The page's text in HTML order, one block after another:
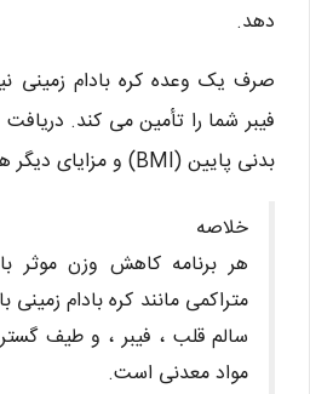
دهد.
فیبر شما را تأمین می کند.
بدنی پایین (BMI) و مزایای دیگر همراه است.
خلاصه
هر برنامه کاهش وزن موثر
متراکمی مانند کره بادام
سالم قلب ، فیبر ، و طیف
مواد معدنی است.